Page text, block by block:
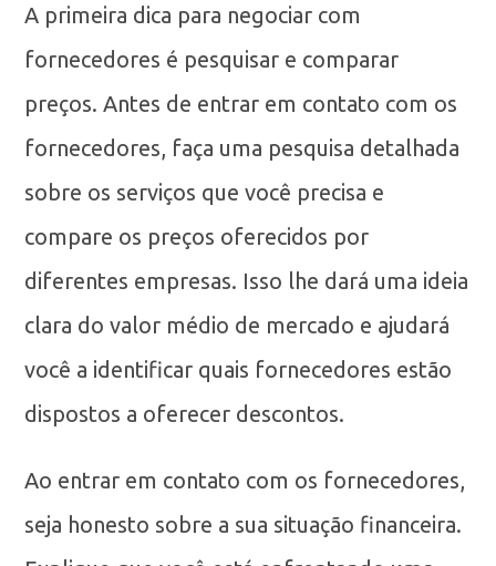
A primeira dica para negociar com
fornecedores é pesquisar e comparar
preços. Antes de entrar em contato com os
fornecedores, faça uma pesquisa detalhada
sobre os serviços que você precisa e
compare os preços oferecidos por
diferentes empresas. Isso lhe dará uma ideia
clara do valor médio de mercado e ajudará
você a identificar quais fornecedores estão
dispostos a oferecer descontos.
Ao entrar em contato com os fornecedores,
seja honesto sobre a sua situação financeira.